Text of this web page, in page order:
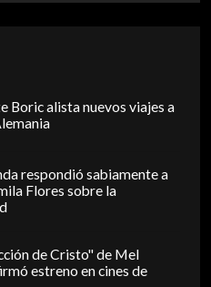
Boric alista nuevos viajes a
respondió sabiamente a
Flores sobre la
de Cristo" de Mel
estreno en cines de